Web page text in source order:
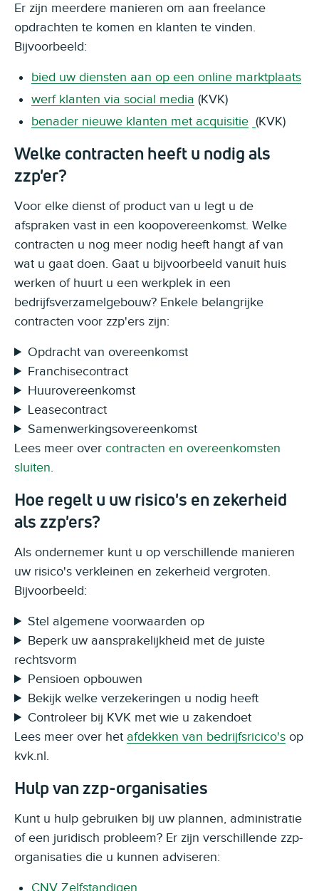
Er zijn meerdere manieren om aan freelance
opdrachten te komen en klanten te vinden.
Bijvoorbeeld:
bied uw diensten aan op een online marktplaats
werf klanten via social media (KVK)
benader nieuwe klanten met acquisitie (KVK)
Welke contracten heeft u nodig als
zzp'er?
Voor elke dienst of product van u legt u de
afspraken vast in een koopovereenkomst. Welke
contracten u nog meer nodig heeft hangt af van
wat u gaat doen. Gaat u bijvoorbeeld vanuit huis
werken of huurt u een werkplek in een
bedrijfsverzamelgebouw? Enkele belangrijke
contracten voor zzp'ers zijn:
Opdracht van overeenkomst
Franchisecontract
Huurovereenkomst
Leasecontract
Samenwerkingsovereenkomst
Lees meer over contracten en overeenkomsten
sluiten.
Hoe regelt u uw risico's en zekerheid
als zzp'ers?
Als ondernemer kunt u op verschillende manieren
uw risico's verkleinen en zekerheid vergroten.
Bijvoorbeeld:
Stel algemene voorwaarden op
Beperk uw aansprakelijkheid met de juiste
rechtsvorm
Pensioen opbouwen
Bekijk welke verzekeringen u nodig heeft
Controleer bij KVK met wie u zakendoet
Lees meer over het afdekken van bedrijfsricico's op
kvk.nl.
Hulp van zzp-organisaties
Kunt u hulp gebruiken bij uw plannen, administratie
of een juridisch probleem? Er zijn verschillende zzp-
organisaties die u kunnen adviseren:
CNV Zelfstandigen